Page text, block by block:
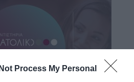
Process My Personal